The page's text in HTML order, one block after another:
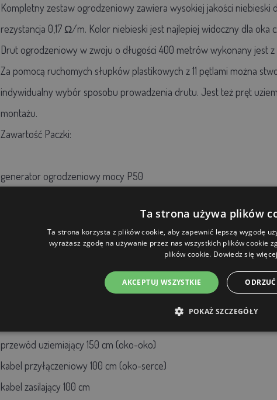
Kompletny zestaw ogrodzeniowy zawiera wysokiej jakości
rezystancja 0,17 Ω/m. Kolor niebieski jest najlepiej widoczny dla
Drut ogrodzeniowy w zwoju o długości 400 metrów wykonany jest
Za pomocą ruchomych słupków plastikowych z 11 pętlami można
indywidualny wybór sposobu prowadzenia drutu. Jest też pręt
montażu.
Zawartość Paczki:
generator ogrodzeniowy mocy P50
10× kolumna 156 cm (nad ziemią 136 cm), 11 oczek
1x pręt uziemiający 100 cm
Poszczególne elementy można łatwo zmienić w zależności od
przewód uziemiający 150 cm (oko-oko)
kabel przyłączeniowy 100 cm (oko-serce)
kabel zasilający 100 cm
Ta strona używa plików
Ta strona korzysta z plików cookie, aby zapewnić lepszą wygodę
wyrażasz zgodę na używanie przez nas wszystkich plików cookie
plików cookie. Dowiedz się więcej
AKCEPTUJ WSZYSTKIE
POKAŻ SZCZEGÓŁY